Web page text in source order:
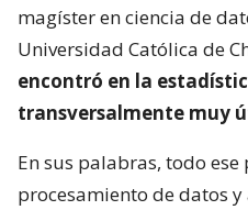
magíster en ciencia de
Universidad Católica de
encontró en la
transversalmente muy
En sus palabras, todo
procesamiento de datos